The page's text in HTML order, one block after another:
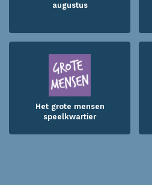
augustus
Het grote mensen
speelkwartier